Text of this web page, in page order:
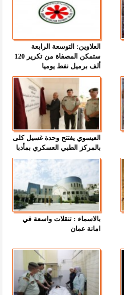
العلاوين: التوسعة الرابعة
ستمكن المصفاة من تكرير 120
ألف برميل نفط يوميا
العيسوي يفتتح وحدة غسيل كلى
بالمركز الطبي العسكري بمأدبا
بالاسماء : تنقلات واسعة في
امانة عمان